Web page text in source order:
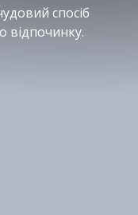
спосіб
відпочинку.